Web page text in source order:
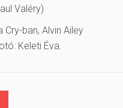
Valéry)
ban, Alvin Ailey
Keleti Éva.